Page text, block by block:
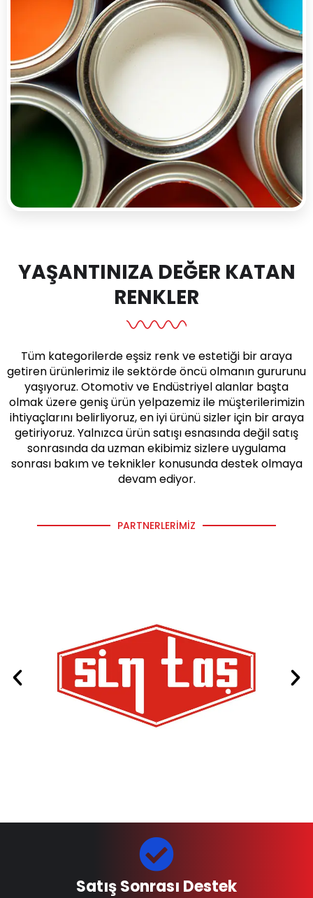
YAŞANTINIZA DEĞER KATAN
RENKLER
Tüm kategorilerde eşsiz renk ve estetiği bir araya
getiren ürünlerimiz ile sektörde öncü olmanın gururunu
yaşıyoruz. Otomotiv ve Endüstriyel alanlar başta
olmak üzere geniş ürün yelpazemiz ile müşterilerimizin
ihtiyaçlarını belirliyoruz, en iyi ürünü sizler için bir araya
getiriyoruz. Yalnızca ürün satışı esnasında değil satış
sonrasında da uzman ekibimiz sizlere uygulama
sonrası bakım ve teknikler konusunda destek olmaya
devam ediyor.
PARTNERLERIMIZ
Satış Sonrası Destek